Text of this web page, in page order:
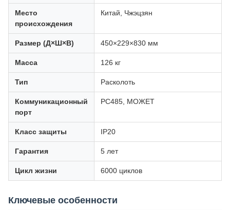
Место
происхождения
Китай, Чжэцзян
Размер (Д×Ш×В) 450×229×830 мм
Масса 126 кг
Тип Расколоть
Коммуникационный
порт
РС485, МОЖЕТ
Класс защиты IP20
Гарантия 5 лет
Цикл жизни 6000 циклов
Ключевые особенности